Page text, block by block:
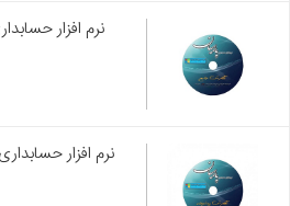
نرم افزار
نرم افزار